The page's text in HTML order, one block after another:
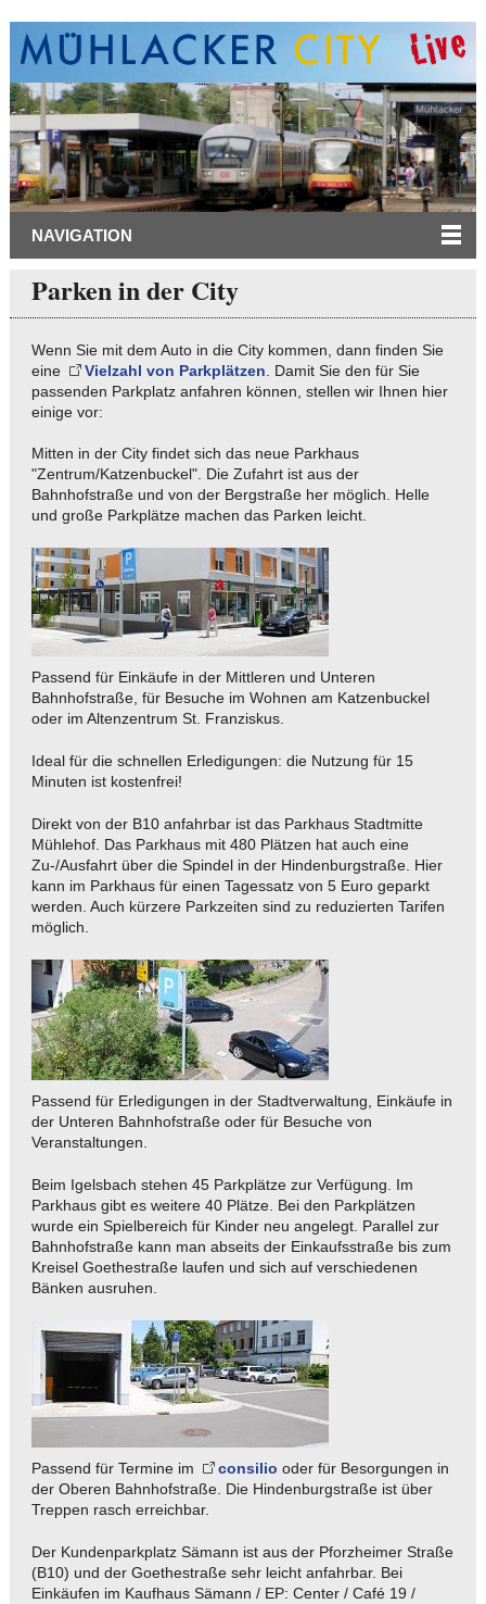
NAVIGATION
Parken in der City
Wenn Sie mit dem Auto in die City kommen, dann finden Sie
eine
Vielzahl von Parkplätzen . Damit Sie den für Sie
passenden Parkplatz anfahren können, stellen wir Ihnen hier
einige vor:
Mitten in der City findet sich das neue Parkhaus
"Zentrum/Katzenbuckel". Die Zufahrt ist aus der
Bahnhofstraße und von der Bergstraße her möglich. Helle
und große Parkplätze machen das Parken leicht.
Passend für Einkäufe in der Mittleren und Unteren
Bahnhofstraße, für Besuche im Wohnen am Katzenbuckel
oder im Altenzentrum St. Franziskus.
Ideal für die schnellen Erledigungen: die Nutzung für 15
Minuten ist kostenfrei!
Direkt von der B10 anfahrbar ist das Parkhaus Stadtmitte
Mühlehof. Das Parkhaus mit 480 Plätzen hat auch eine
Zu-/Ausfahrt über die Spindel in der Hindenburgstraße. Hier
kann im Parkhaus für einen Tagessatz von 5 Euro geparkt
werden. Auch kürzere Parkzeiten sind zu reduzierten Tarifen
möglich.
Passend für Erledigungen in der Stadtverwaltung, Einkäufe in
der Unteren Bahnhofstraße oder für Besuche von
Veranstaltungen.
Beim Igelsbach stehen 45 Parkplätze zur Verfügung. Im
Parkhaus gibt es weitere 40 Plätze. Bei den Parkplätzen
wurde ein Spielbereich für Kinder neu angelegt. Parallel zur
Bahnhofstraße kann man abseits der Einkaufsstraße bis zum
Kreisel Goethestraße laufen und sich auf verschiedenen
Bänken ausruhen.
Passend für Termine im consilio oder für Besorgungen in
der Oberen Bahnhofstraße. Die Hindenburgstraße ist über
Treppen rasch erreichbar.
Der Kundenparkplatz Sämann ist aus der Pforzheimer Straße
(B10) und der Goethestraße sehr leicht anfahrbar. Bei
Einkäufen im Kaufhaus Sämann / EP: Center / Café 19 /